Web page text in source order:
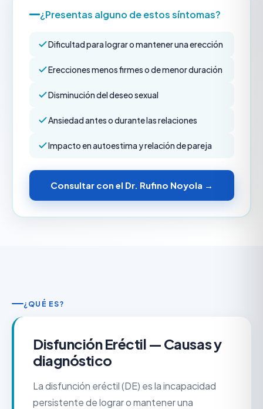
¿Presentas alguno de estos síntomas?
Dificultad para lograr o mantener una erección
Erecciones menos firmes o de menor duración
Disminución del deseo sexual
Ansiedad antes o durante las relaciones
Impacto en autoestima y relación de pareja
Consultar con el Dr. Rufino Noyola →
¿QUÉ ES?
Disfunción Eréctil — Causas y
diagnóstico
La disfunción eréctil (DE) es la incapacidad
persistente de lograr o mantener una